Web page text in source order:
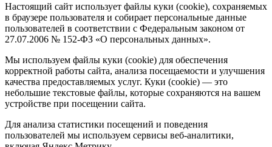
Настоящий сайт использует файлы куки (cookie), сохраняемых
в браузере пользователя и собирает персональные данные
пользователей в соответствии с Федеральным законом от
27.07.2006 № 152-ФЗ «О персональных данных».
Мы используем файлы куки (cookie) для обеспечения
корректной работы сайта, анализа посещаемости и улучшения
качества предоставляемых услуг. Куки (cookie) — это
небольшие текстовые файлы, которые сохраняются на вашем
устройстве при посещении сайта.
Для анализа статистики посещений и поведения
пользователей мы используем сервисы веб-аналитики,